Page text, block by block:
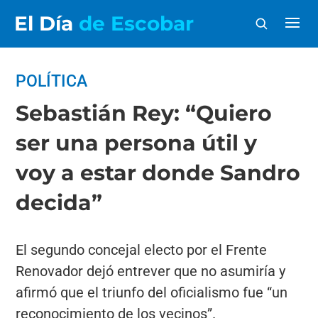
El Día de Escobar
POLÍTICA
Sebastián Rey: “Quiero
ser una persona útil y
voy a estar donde Sandro
decida”
El segundo concejal electo por el Frente
Renovador dejó entrever que no asumiría y
afirmó que el triunfo del oficialismo fue “un
reconocimiento de los vecinos”.